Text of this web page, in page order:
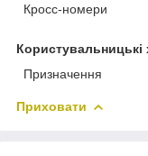
Кросс-номери
Користувальницькі
Призначення
Приховати